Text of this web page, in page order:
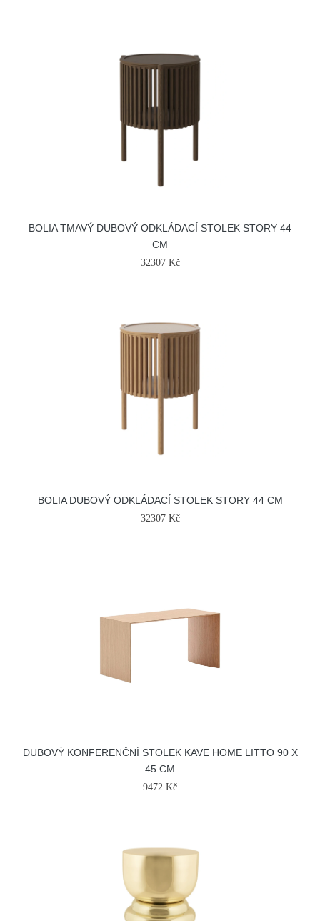
BOLIA TMAVÝ DUBOVÝ ODKLÁDACÍ STOLEK STORY 44
CM
32307 Kč
BOLIA DUBOVÝ ODKLÁDACÍ STOLEK STORY 44 CM
32307 Kč
DUBOVÝ KONFERENČNÍ STOLEK KAVE HOME LITTO 90 X
45 CM
9472 Kč